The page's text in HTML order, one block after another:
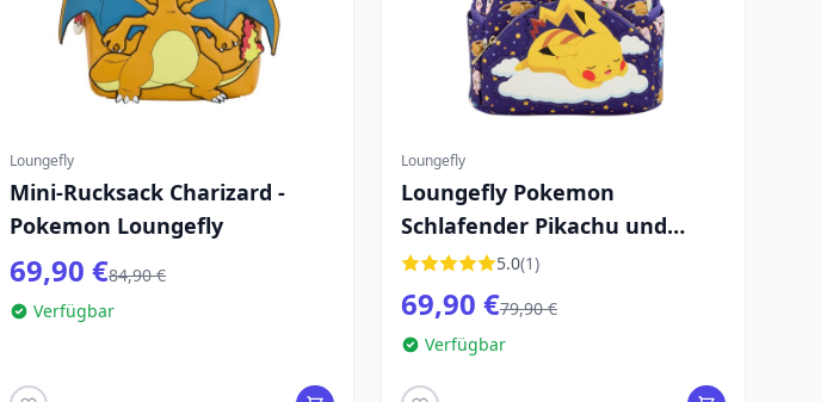
Loungefly
Mini-Rucksack Charizard -
Pokemon Loungefly
69,90 €84,90 €
Verfügbar
Loungefly
Loungefly Pokemon
Schlafender Pikachu und
Freunde Rucksack 26cm
5.0(1)
69,90 €79,90 €
Verfügbar